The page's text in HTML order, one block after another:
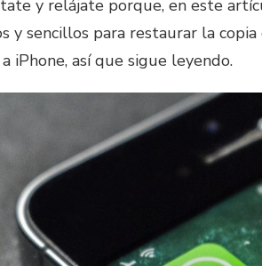
y relájate porque, en este
y sencillos para restaurar la
iPhone, así que sigue leyendo.